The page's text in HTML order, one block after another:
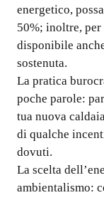
energetico,
50%; inoltre,
disponibile
sostenuta.
La pratica
poche parole:
tua nuova
di qualche
dovuti.
La scelta
ambientalismo: